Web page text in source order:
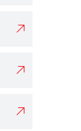


